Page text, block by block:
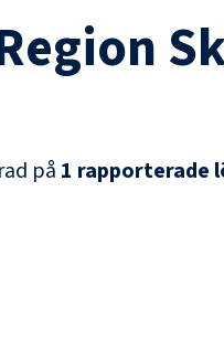
på 1 rapporterade